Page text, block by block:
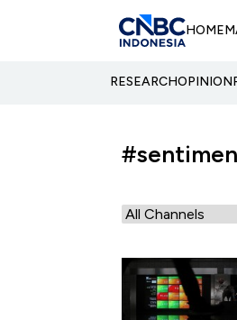
HOME
RESEARCHOPINION